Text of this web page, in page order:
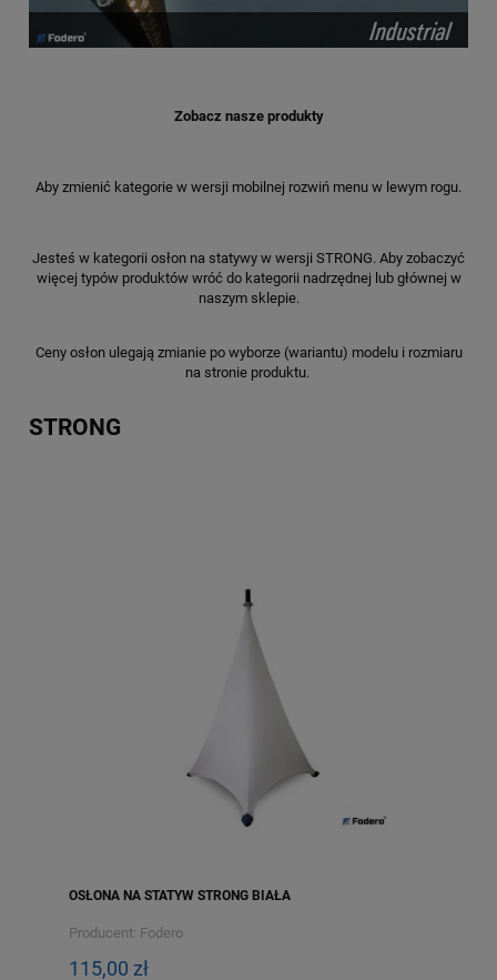
Zobacz nasze produkty
Aby zmienić kategorie w wersji mobilnej rozwiń menu w lewym rogu.
Jesteś w kategorii osłon na statywy w wersji STRONG. Aby zobaczyć
więcej typów produktów wróć do kategorii nadrzędnej lub głównej w
naszym sklepie.
Ceny osłon ulegają zmianie po wyborze (wariantu) modelu i rozmiaru
na stronie produktu.
STRONG
OSŁONA NA STATYW STRONG BIAŁA
Producent: Fodero
115,00 zł